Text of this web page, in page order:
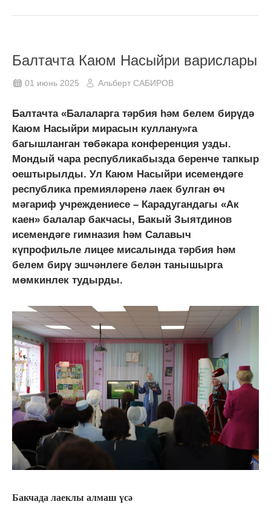
Балтачта Каюм Насыйри варислары
01 июнь 2025 Альберт САБИРОВ
Балтачта «Балаларга тәрбия һәм белем бирүдә
Каюм Насыйри мирасын куллану»га
багышланган төбәкара конференция узды.
Мондый чара республикабызда беренче тапкыр
оештырылды. Ул Каюм Насыйри исемендәге
республика премияләренә лаек булган өч
мәгариф учреждениесе – Карадугандагы «Ак
каен» балалар бакчасы, Бакый Зыятдинов
исемендәге гимназия һәм Салавыч
күпрофильле лицее мисалында тәрбия һәм
белем бирү эшчәнлеге белән танышырга
мөмкинлек тудырды.
Бакчада лаеклы алмаш үсә